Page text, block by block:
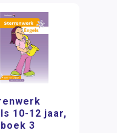
10-12 jaar,
3